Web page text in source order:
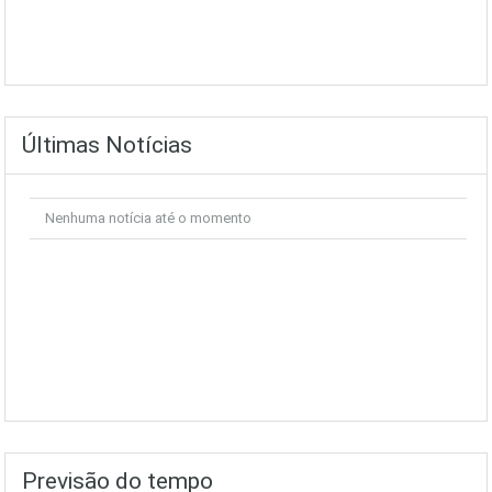
Últimas Notícias
Nenhuma notícia até o momento
Previsão do tempo